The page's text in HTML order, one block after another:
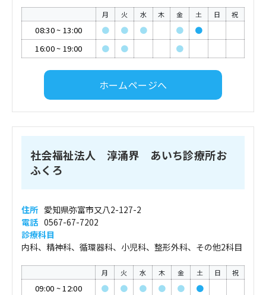
月 火 水 木 金 土 日 祝
08:30~ 13:00 ● ● ● ●
●
16:00~ 19:00 ● ● ●
ホームページへ
社会福祉法人 淳涌界 あいち診療所お
ふくろ
住所 愛知県弥富市又八2-127-2
電話 0567-67-7202
診療科目
内科、精神科、循環器科、小児科、整形外科、その他2科目
月 火 水 木 金 土 日 祝
09:00 ~12:00 ● ● ● ● ●
●